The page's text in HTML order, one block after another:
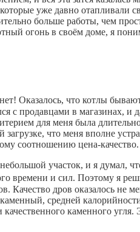
уже давно отапливали
больше работы, чем
огонь в своём доме, я
Оказалось, что котлы
продавцами в магазинах, и
для меня была
что меня вполне
соотношению цена-качество.
участок, и я думал,
времени и сил. Поэтому я
Качество дров оказалось
средней
каменного угля.